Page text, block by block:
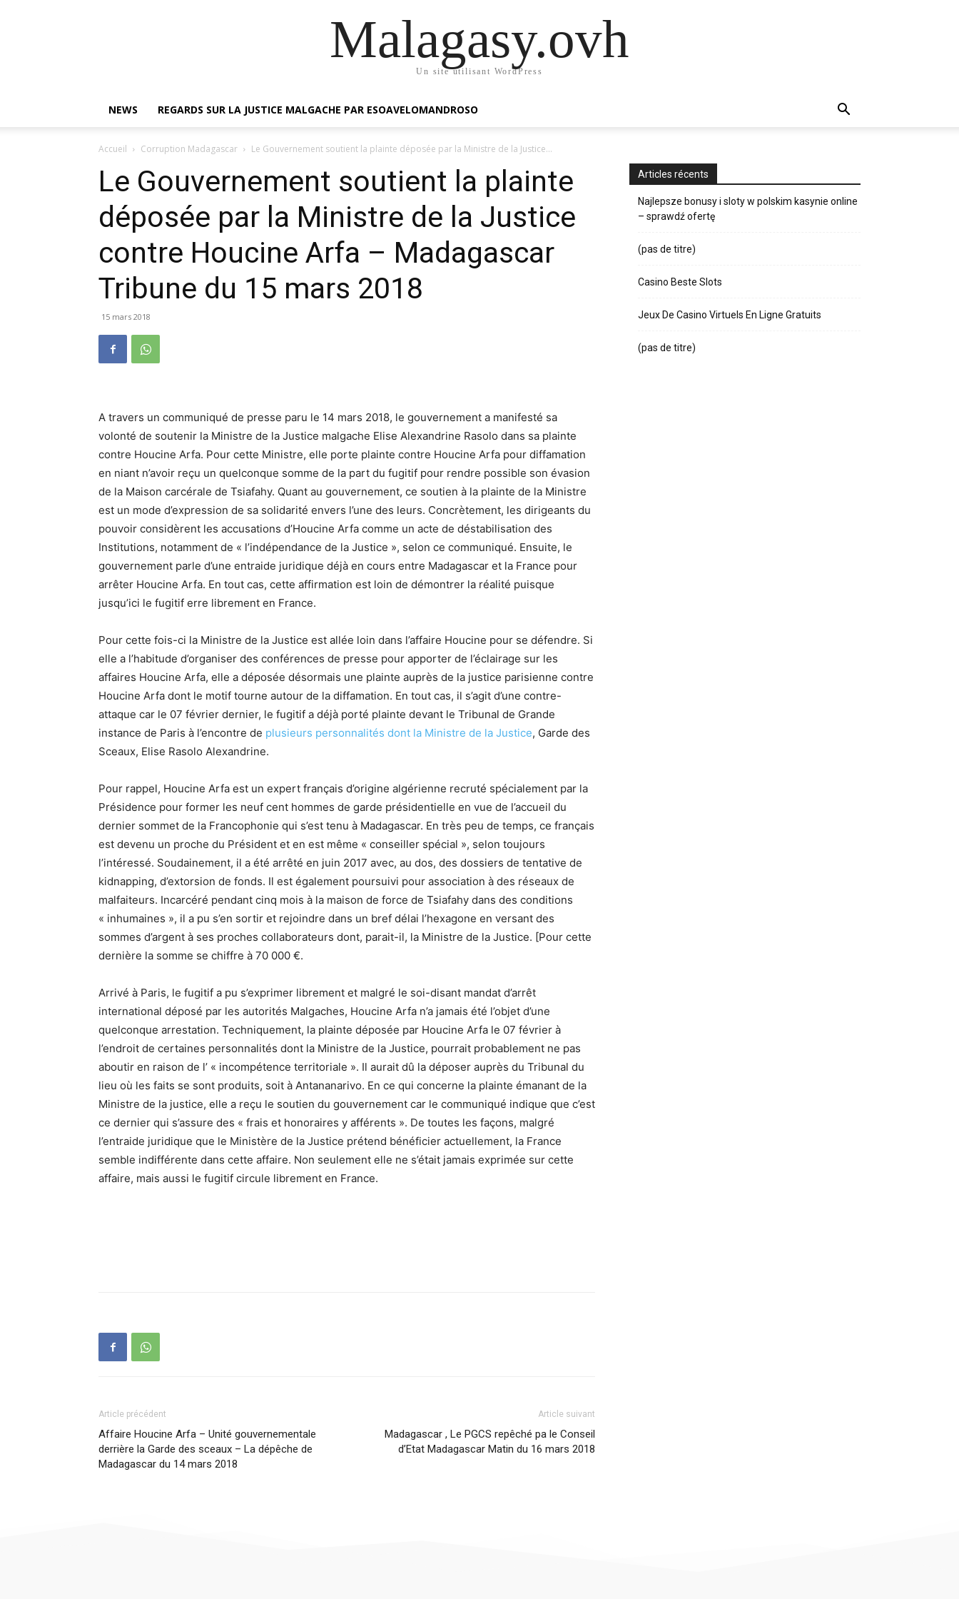
Malagasy.ovh
Un site utilisant WordPress
NEWS REGARDS SUR LA JUSTICE MALGACHE PAR ESOAVELOMANDROSO
Accueil Corruption Madagascar Le Gouvernement soutient la plainte déposée par la Ministre de la Justice...
Le Gouvernement soutient la plainte
déposée par la Ministre de la Justice
contre Houcine Arfa – Madagascar
Tribune du 15 mars 2018
15 mars 2018
A travers un communiqué de presse paru le 14 mars 2018, le gouvernement a manifesté sa
volonté de soutenir la Ministre de la Justice malgache Elise Alexandrine Rasolo dans sa plainte
contre Houcine Arfa. Pour cette Ministre, elle porte plainte contre Houcine Arfa pour diffamation
en niant n’avoir reçu un quelconque somme de la part du fugitif pour rendre possible son évasion
de la Maison carcérale de Tsiafahy. Quant au gouvernement, ce soutien à la plainte de la Ministre
est un mode d’expression de sa solidarité envers l’une des leurs. Concrètement, les dirigeants du
pouvoir considèrent les accusations d’Houcine Arfa comme un acte de déstabilisation des
Institutions, notamment de « l’indépendance de la Justice », selon ce communiqué. Ensuite, le
gouvernement parle d’une entraide juridique déjà en cours entre Madagascar et la France pour
arrêter Houcine Arfa. En tout cas, cette affirmation est loin de démontrer la réalité puisque
jusqu’ici le fugitif erre librement en France.
Pour cette fois-ci la Ministre de la Justice est allée loin dans l’affaire Houcine pour se défendre. Si
elle a l’habitude d’organiser des conférences de presse pour apporter de l’éclairage sur les
affaires Houcine Arfa, elle a déposée désormais une plainte auprès de la justice parisienne contre
Houcine Arfa dont le motif tourne autour de la diffamation. En tout cas, il s’agit d’une contre-
attaque car le 07 février dernier, le fugitif a déjà porté plainte devant le Tribunal de Grande
instance de Paris à l’encontre de plusieurs personnalités dont la Ministre de la Justice, Garde des
Sceaux, Elise Rasolo Alexandrine.
Pour rappel, Houcine Arfa est un expert français d’origine algérienne recruté spécialement par la
Présidence pour former les neuf cent hommes de garde présidentielle en vue de l’accueil du
dernier sommet de la Francophonie qui s’est tenu à Madagascar. En très peu de temps, ce français
est devenu un proche du Président et en est même « conseiller spécial », selon toujours
l’intéressé. Soudainement, il a été arrêté en juin 2017 avec, au dos, des dossiers de tentative de
kidnapping, d’extorsion de fonds. Il est également poursuivi pour association à des réseaux de
malfaiteurs. Incarcéré pendant cinq mois à la maison de force de Tsiafahy dans des conditions
« inhumaines », il a pu s’en sortir et rejoindre dans un bref délai l’hexagone en versant des
sommes d’argent à ses proches collaborateurs dont, parait-il, la Ministre de la Justice. [Pour cette
dernière la somme se chiffre à 70 000 €.
Arrivé à Paris, le fugitif a pu s’exprimer librement et malgré le soi-disant mandat d’arrêt
international déposé par les autorités Malgaches, Houcine Arfa n’a jamais été l’objet d’une
quelconque arrestation. Techniquement, la plainte déposée par Houcine Arfa le 07 février à
l’endroit de certaines personnalités dont la Ministre de la Justice, pourrait probablement ne pas
aboutir en raison de l’ « incompétence territoriale ». Il aurait dû la déposer auprès du Tribunal du
lieu où les faits se sont produits, soit à Antananarivo. En ce qui concerne la plainte émanant de la
Ministre de la justice, elle a reçu le soutien du gouvernement car le communiqué indique que c’est
ce dernier qui s’assure des « frais et honoraires y afférents ». De toutes les façons, malgré
l’entraide juridique que le Ministère de la Justice prétend bénéficier actuellement, la France
semble indifférente dans cette affaire. Non seulement elle ne s’était jamais exprimée sur cette
affaire, mais aussi le fugitif circule librement en France.
Article précédent
Affaire Houcine Arfa – Unité gouvernementale
derrière la Garde des sceaux – La dépêche de
Madagascar du 14 mars 2018
Article suivant
Madagascar , Le PGCS repêché pa le Conseil
d’Etat Madagascar Matin du 16 mars 2018
Articles récents
Najlepsze bonusy i sloty w polskim kasynie online
– sprawdź ofertę
(pas de titre)
Casino Beste Slots
Jeux De Casino Virtuels En Ligne Gratuits
(pas de titre)